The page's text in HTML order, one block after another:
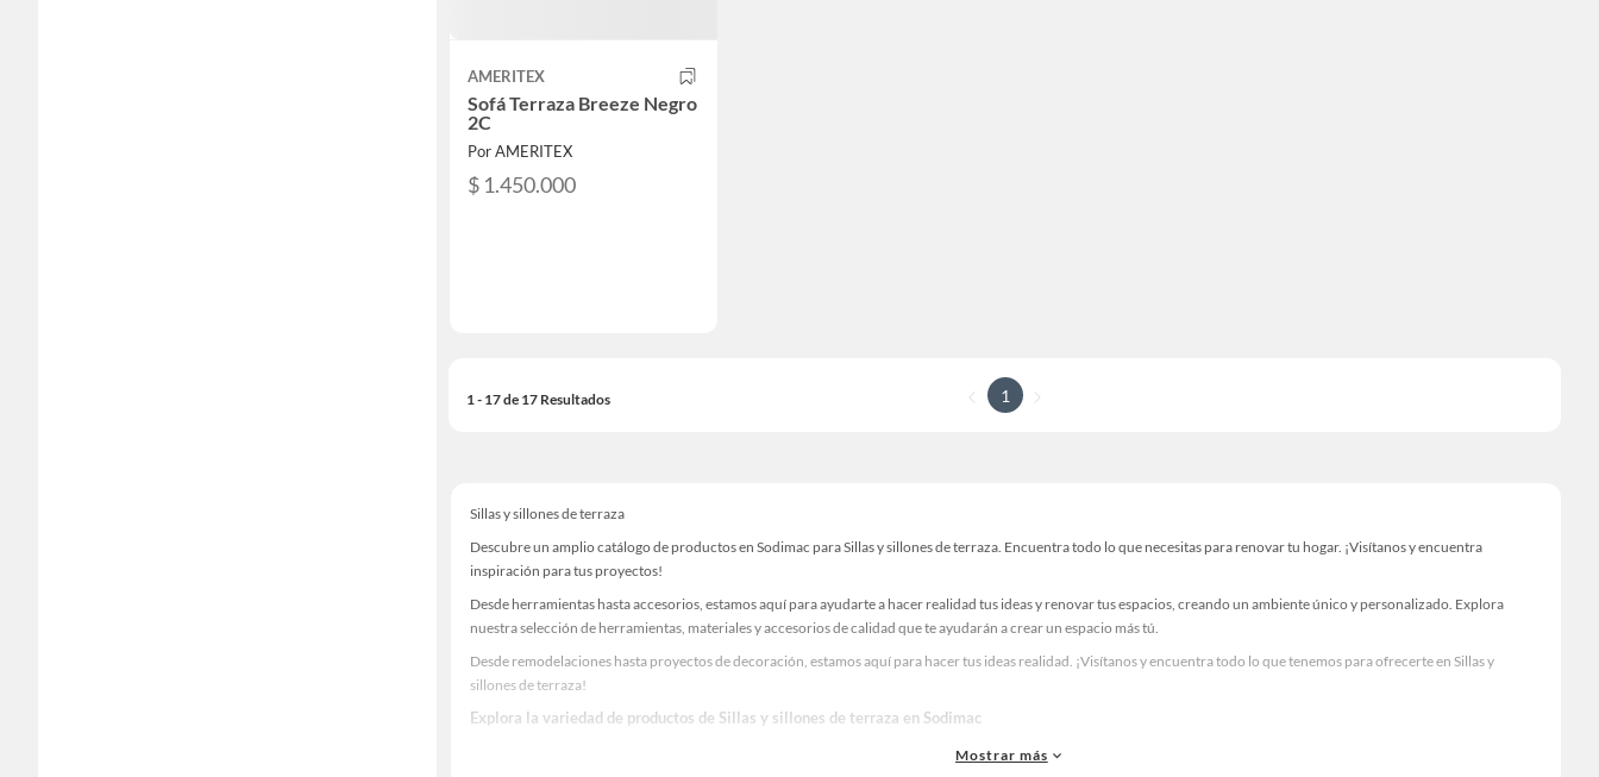
AMERITEX
Sofá Terraza Breeze Negro
2C
Por AMERITEX
$ 1.450.000
1 - 17 de 17 Resultados 1
Sillas y sillones de terraza
Descubre un amplio catálogo de productos en Sodimac para Sillas y sillones de terraza. Encuentra todo lo que necesitas para renovar tu hogar. ¡Visítanos y encuentra
inspiración para tus proyectos!
Desde herramientas hasta accesorios, estamos aquí para ayudarte a hacer realidad tus ideas y renovar tus espacios, creando un ambiente único y personalizado. Explora
nuestra selección de herramientas, materiales y accesorios de calidad que te ayudarán a crear un espacio más tú.
Desde remodelaciones hasta proyectos de decoración, estamos aquí para hacer tus ideas realidad. ¡Visítanos y encuentra todo lo que tenemos para ofrecerte en Sillas y
sillones de terraza!
Explora la variedad de productos de Sillas y sillones de terraza en Sodimac
Herramientas, materiales y accesorios de calidad para tus proyectos y renovación de espacios. ¡Visítanos y descubre todo lo que tenemos para ofrecerte!
Mostrar más